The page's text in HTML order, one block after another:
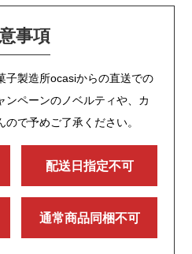
事項
子製造所ocasiからの直送での
ンペーンのノベルティや、カ
で予めご了承ください。
配送日指定不可
通常商品同梱不可